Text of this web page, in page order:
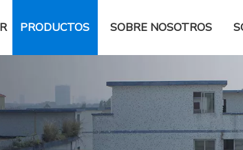
PRODUCTOS SOBRE NOSOTROS